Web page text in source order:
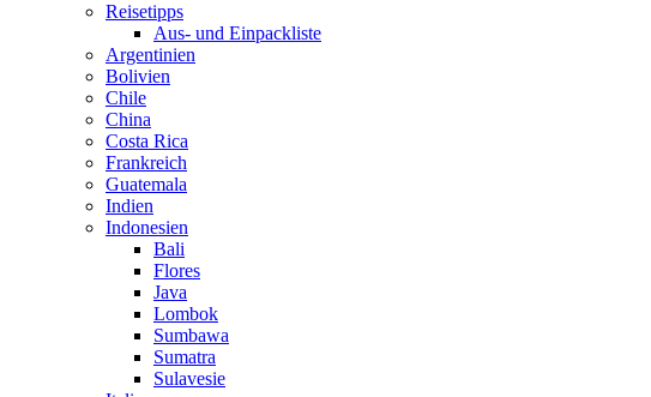
Reisetipps
Aus- und Einpackliste
Argentinien
Bolivien
Chile
China
Costa Rica
Frankreich
Guatemala
Indien
Indonesien
Bali
Flores
Java
Lombok
Sumbawa
Sumatra
Sulavesie